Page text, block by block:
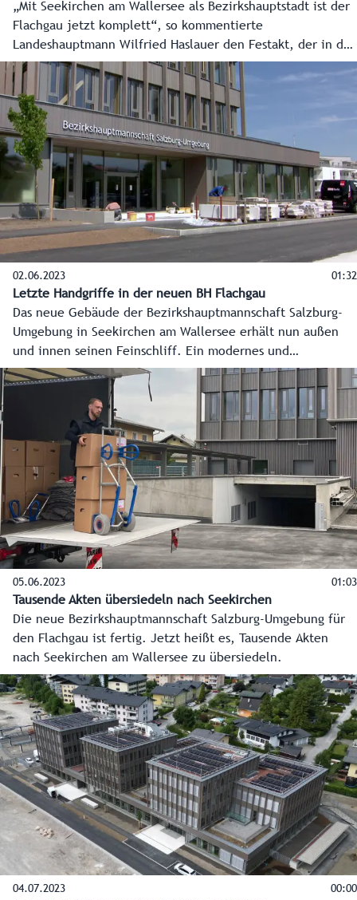
„Mit Seekirchen am Wallersee als Bezirkshauptstadt ist der
Flachgau jetzt komplett“, so kommentierte
Landeshauptmann Wilfried Haslauer den Festakt, der in der
neuen BH Salzburg-Umgebung über die Bühne ging und die
Aufwertung von Seekirchen zum Herzen des Flachgau
besiegelte.
02.06.2023 01:32
Letzte Handgriffe in der neuen BH Flachgau
Das neue Gebäude der Bezirkshauptmannschaft Salzburg-
Umgebung in Seekirchen am Wallersee erhält nun außen
und innen seinen Feinschliff. Ein modernes und
einladendes Bürgerservice erwartet dann die Bürger,
offene und helle Büros die Mitarbeiter. Die
Hauptübersiedelung startet am 21. Juni, der Vollbetrieb am
05.06.2023 01:03
Tausende Akten übersiedeln nach Seekirchen
Die neue Bezirkshauptmannschaft Salzburg-Umgebung für
den Flachgau ist fertig. Jetzt heißt es, Tausende Akten
nach Seekirchen am Wallersee zu übersiedeln.
04.07.2023 00:00